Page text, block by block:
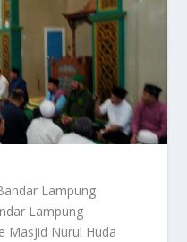
Lampung
Lampung
Masjid Nurul Huda